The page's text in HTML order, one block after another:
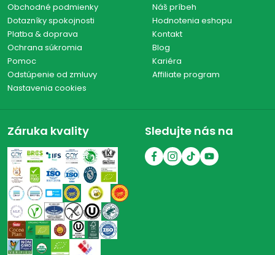
Obchodné podmienky
Dotazníky spokojnosti
Platba & doprava
Ochrana súkromia
Pomoc
Odstúpenie od zmluvy
Nastavenia cookies
Náš príbeh
Hodnotenia eshopu
Kontakt
Blog
Kariéra
Affiliate program
Záruka kvality Sledujte nás na